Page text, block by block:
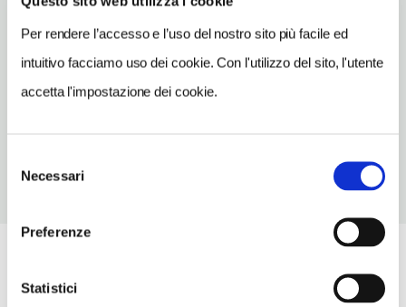
Per rendere l’accesso e l’uso del nostro sito più facile ed
intuitivo facciamo uso dei cookie. Con l'utilizzo del sito, l'utente
accetta l'impostazione dei cookie.
delNecessari
Preferenze
Statistici
TELEFONO
19787410682
NUMERO CAMERE